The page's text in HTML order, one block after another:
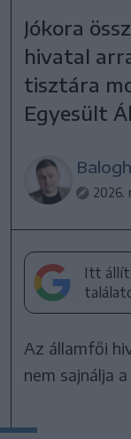
Jókora
hivatal
tisztára
Egyesült
2026.
Itt
Az államfői
nem sajnálja